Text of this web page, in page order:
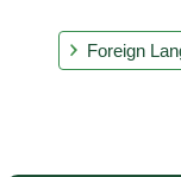
Foreign